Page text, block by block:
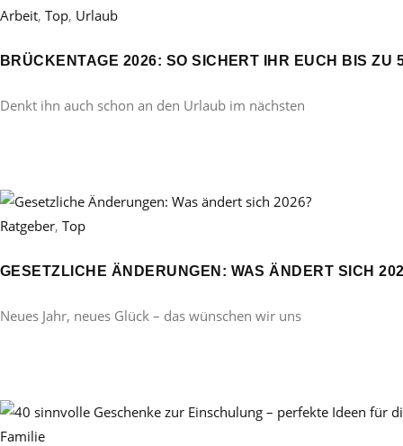
Arbeit, Top, Urlaub
BRÜCKENTAGE 2026: SO SICHERT IHR EUCH BIS ZU
Denkt ihn auch schon an den Urlaub im nächsten
Ratgeber, Top
GESETZLICHE ÄNDERUNGEN: WAS ÄNDERT SICH
Neues Jahr, neues Glück – das wünschen wir uns
Familie